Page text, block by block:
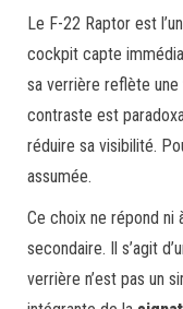
Le F-22 Raptor est
cockpit capte
sa verrière reflète une
contraste est
réduire sa visibilité.
assumée.
Ce choix ne répond ni
secondaire. Il s’agit
verrière n’est pas un